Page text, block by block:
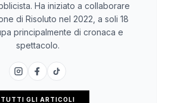
Ha iniziato a collaborare
di Risoluto nel 2022, a soli 18
principalmente di cronaca e
spettacolo.
TUTTI GLI ARTICOLI